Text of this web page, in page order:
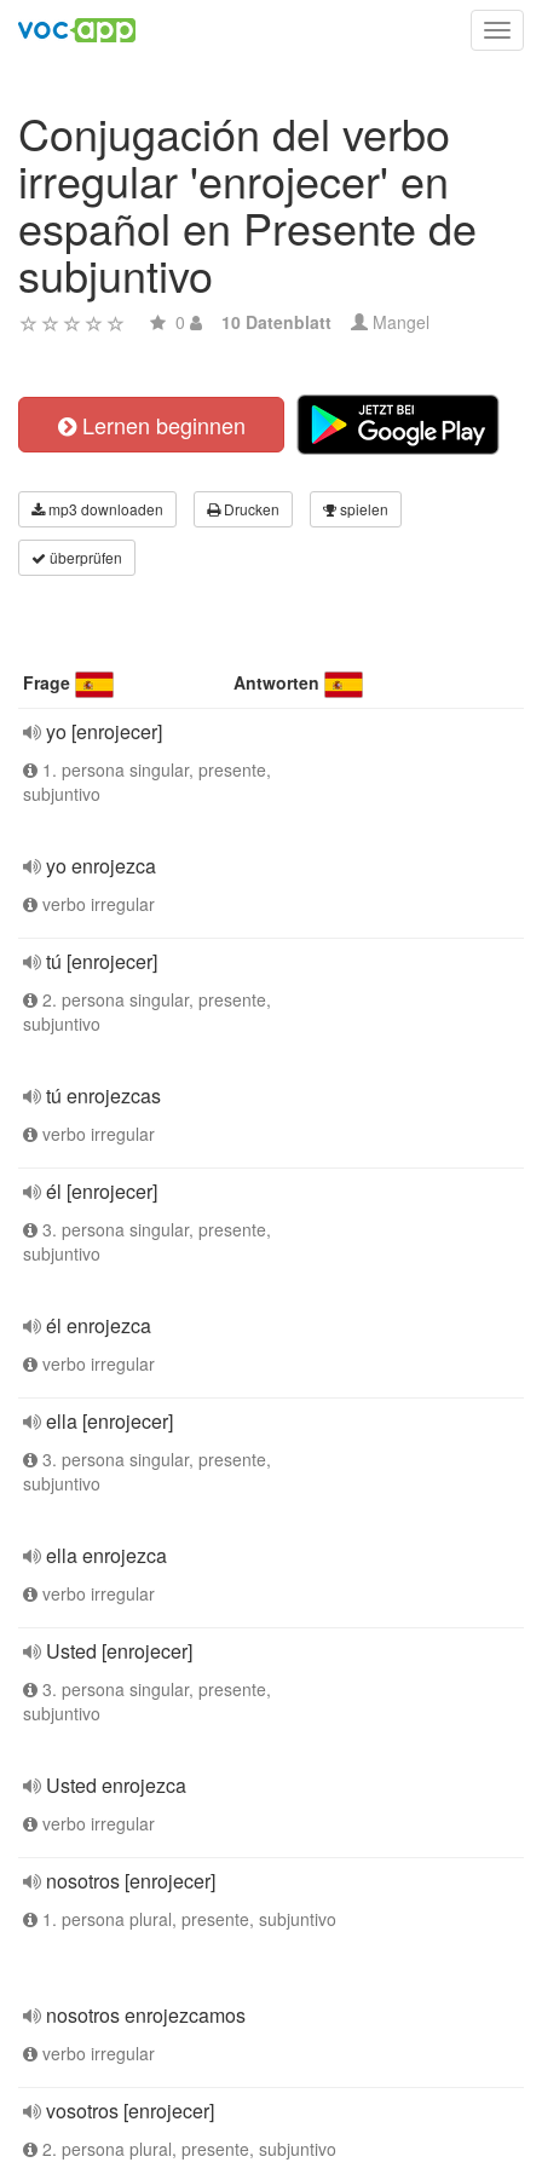
Conjugación del verbo
irregular 'enrojecer' en
español en Presente de
subjuntivo
0 10 Datenblatt Mangel
Lernen beginnen
mp3 downloaden Drucken spielen
überprüfen
Frage Antworten
yo [enrojecer]
1. persona singular, presente,
subjuntivo
yo enrojezca
verbo irregular
tú [enrojecer]
2. persona singular, presente,
subjuntivo
tú enrojezcas
verbo irregular
él [enrojecer]
3. persona singular, presente,
subjuntivo
él enrojezca
verbo irregular
ella [enrojecer]
3. persona singular, presente,
subjuntivo
ella enrojezca
verbo irregular
Usted [enrojecer]
3. persona singular, presente,
subjuntivo
Usted enrojezca
verbo irregular
nosotros [enrojecer]
1. persona plural, presente, subjuntivo
nosotros enrojezcamos
verbo irregular
vosotros [enrojecer]
2. persona plural, presente, subjuntivo